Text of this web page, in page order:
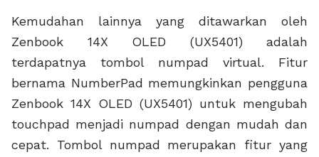
Kemudahan lainnya yang ditawarkan oleh
Zenbook 14X OLED (UX5401) adalah
terdapatnya tombol numpad virtual. Fitur
bernama NumberPad memungkinkan pengguna
Zenbook 14X OLED (UX5401) untuk mengubah
touchpad menjadi numpad dengan mudah dan
cepat. Tombol numpad merupakan fitur yang